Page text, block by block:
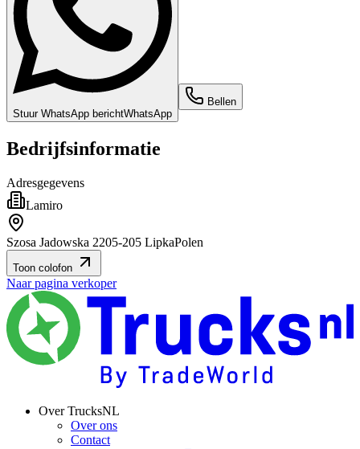
Stuur WhatsApp berichtWhatsApp
Bellen
Bedrijfsinformatie
Adresgegevens
Lamiro
Szosa Jadowska 2205-205 LipkaPolen
Toon colofon
Naar pagina verkoper
Over TrucksNL
Over ons
Contact